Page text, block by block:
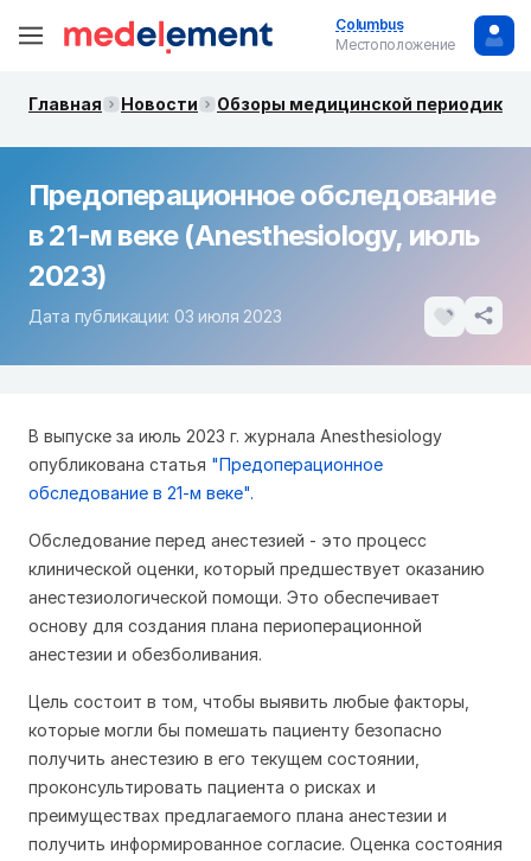
Columbus
Местоположение
Главная Новости Обзоры медицинской периодики.
Предоперационное обследование
в 21-м веке (Anesthesiology, июль
2023)
Дата публикации: 03 июля 2023
В выпуске за июль 2023 г. журнала Anesthesiology
опубликована статья "Предоперационное
обследование в 21-м веке".
Обследование перед анестезией - это процесс
клинической оценки, который предшествует оказанию
анестезиологической помощи. Это обеспечивает
основу для создания плана периоперационной
анестезии и обезболивания.
Цель состоит в том, чтобы выявить любые факторы,
которые могли бы помешать пациенту безопасно
получить анестезию в его текущем состоянии,
проконсультировать пациента о рисках и
преимуществах предлагаемого плана анестезии и
получить информированное согласие. Оценка состояния